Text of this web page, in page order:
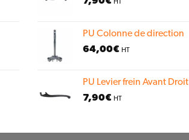
PU Colonne de direction
64,00€ HT
PU Levier frein Avant Droit
7,90€ HT